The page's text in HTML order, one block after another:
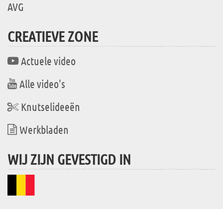
AVG
CREATIEVE ZONE
Actuele video
Alle video's
Knutselideeën
Werkbladen
WIJ ZIJN GEVESTIGD IN